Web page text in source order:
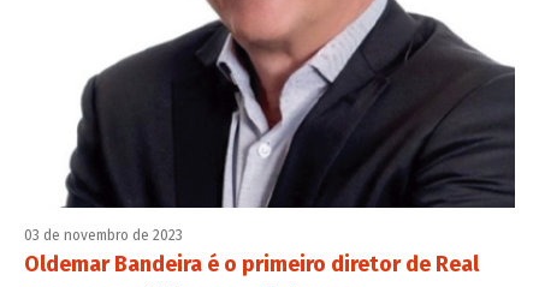
03 de novembro de 2023
Oldemar Bandeira é o primeiro diretor de Real